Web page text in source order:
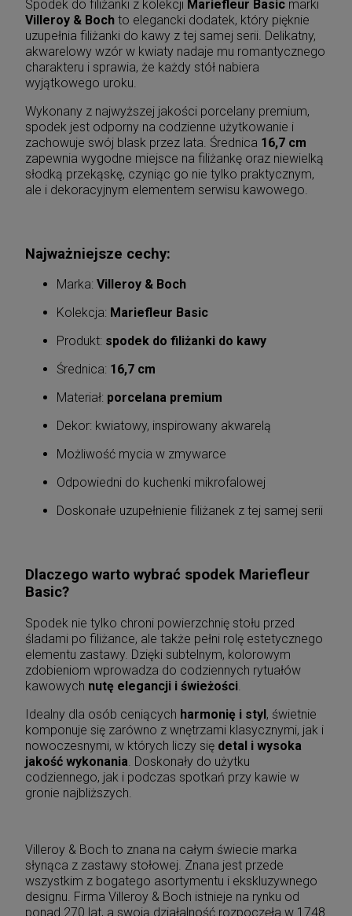
Spodek do filiżanki z kolekcji Mariefleur Basic marki
Villeroy & Boch to elegancki dodatek, który pięknie
uzupełnia filiżanki do kawy z tej samej serii. Delikatny,
akwarelowy wzór w kwiaty nadaje mu romantycznego
charakteru i sprawia, że każdy stół nabiera
wyjątkowego uroku.
Wykonany z najwyższej jakości porcelany premium,
spodek jest odporny na codzienne użytkowanie i
zachowuje swój blask przez lata. Średnica 16,7 cm
zapewnia wygodne miejsce na filiżankę oraz niewielką
słodką przekąskę, czyniąc go nie tylko praktycznym,
ale i dekoracyjnym elementem serwisu kawowego.
Najważniejsze cechy:
Marka: Villeroy & Boch
Kolekcja: Mariefleur Basic
Produkt: spodek do filiżanki do kawy
Średnica: 16,7 cm
Materiał: porcelana premium
Dekor: kwiatowy, inspirowany akwarelą
Możliwość mycia w zmywarce
Odpowiedni do kuchenki mikrofalowej
Doskonałe uzupełnienie filiżanek z tej samej serii
Dlaczego warto wybrać spodek Mariefleur
Basic?
Spodek nie tylko chroni powierzchnię stołu przed
śladami po filiżance, ale także pełni rolę estetycznego
elementu zastawy. Dzięki subtelnym, kolorowym
zdobieniom wprowadza do codziennych rytuałów
kawowych nutę elegancji i świeżości
Idealny dla osób ceniących harmonię i styl, świetnie
komponuje się zarówno z wnętrzami klasycznymi, jak i
nowoczesnymi, w których liczy się detal i wysoka
jakość wykonania . Doskonały do użytku
codziennego, jak i podczas spotkań przy kawie w
gronie najbliższych.
Villeroy & Boch to znana na całym świecie marka
słynąca z zastawy stołowej. Znana jest przede
wszystkim z bogatego asortymentu i ekskluzywnego
designu. Firma Villeroy & Boch istnieje na rynku od
ponad 270 lat, a swoją działalność rozpoczęła w 1748